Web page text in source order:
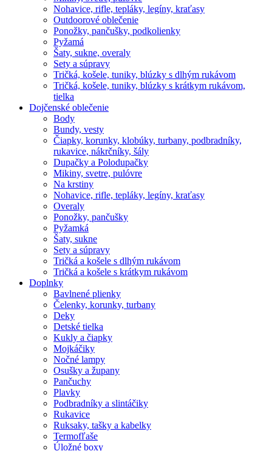
Nohavice, rifle, tepláky, legíny, kraťasy
Outdoorové oblečenie
Ponožky, pančušky, podkolienky
Pyžamá
Šaty, sukne, overaly
Sety a súpravy
Tričká, košele, tuniky, blúzky s dlhým rukávom
Tričká, košele, tuniky, blúzky s krátkym rukávom,
tielka
Dojčenské oblečenie
Body
Bundy, vesty
Čiapky, korunky, klobúky, turbany, podbradníky,
rukavice, nákrčníky, šály
Dupačky a Polodupačky
Mikiny, svetre, pulóvre
Na krstiny
Nohavice, rifle, tepláky, legíny, kraťasy
Overaly
Ponožky, pančušky
Pyžamká
Šaty, sukne
Sety a súpravy
Tričká a košele s dlhým rukávom
Tričká a košele s krátkym rukávom
Doplnky
Bavlnené plienky
Čelenky, korunky, turbany
Deky
Detské tielka
Kukly a čiapky
Mojkáčiky
Nočné lampy
Osušky a župany
Pančuchy
Plavky
Podbradníky a slintáčiky
Rukavice
Ruksaky, tašky a kabelky
Termofľaše
Úložné boxy